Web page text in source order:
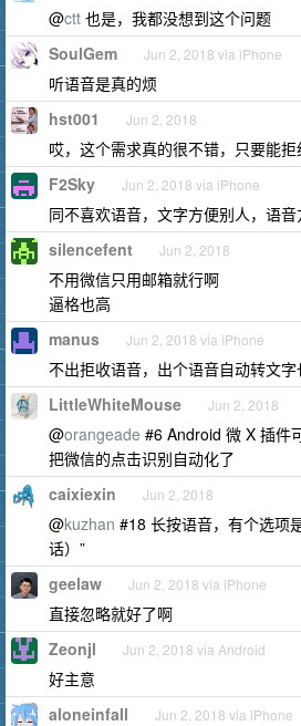
@ctt 也是，我都没想到这个问题
SoulGem Jun 2, 2018 via iPhone
听语音是真的烦
hst001 Jun 2, 2018
哎，这个需求真的很不错，只要能
F2Sky Jun 2, 2018 via iPhone
同不喜欢语音，文字方便别人，语音
silencefent Jun 2, 2018
不用微信只用邮箱就行啊
逼格也高
manus Jun 2, 2018 via iPhone
不出拒收语音，出个语音自动转文字
LittleWhiteMouse Jun 2, 2018
@orangeade #6 Android 微 X 插件
把微信的点击识别自动化了
caixiexin Jun 2, 2018
@kuzhan #18 长按语音，有个选项
话）”
geelaw Jun 2, 2018 via iPhone
直接忽略就好了啊
Zeonjl Jun 2, 2018 via Android
好主意
aloneinfall Jun 2, 2018 via iPhone